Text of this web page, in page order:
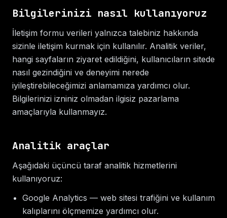
Bilgilerinizi nasıl kullanıyoruz
İletişim formu verileri yalnızca talebiniz hakkında
sizinle iletişim kurmak için kullanılır. Analitik veriler,
hangi sayfaların ziyaret edildiğini, kullanıcıların sitede
nasıl gezindiğini ve deneyimi nerede
iyileştirebileceğimizi anlamamıza yardımcı olur.
Bilgilerinizi izniniz olmadan ilgisiz pazarlama
amaçlarıyla kullanmayız.
Analitik araçlar
Aşağıdaki üçüncü taraf analitik hizmetlerini
kullanıyoruz:
Google Analytics — web sitesi trafiğini ve kullanım
kalıplarını ölçmemize yardımcı olur.